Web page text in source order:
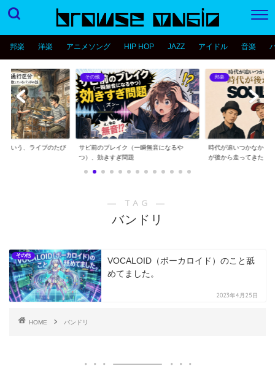
邦楽 洋楽 アニメソング HIP HOP JAZZ アイドル 音楽
という、ライブのたび
その他
サビ前のブレイク（一瞬無音になるや
つ）、効きすぎ問題
邦楽
時代が追いつかなかっ
が後から走ってきた...
― TAG ―
バンドリ
その他
VOCALOID（ボーカロイド）のこと舐
めてました。
2023年4月25日
HOME バンドリ